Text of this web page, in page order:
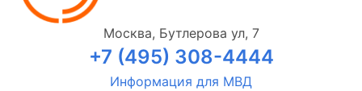
Москва, Бутлерова ул, 7
+7 (495) 308-4444
Информация для МВД